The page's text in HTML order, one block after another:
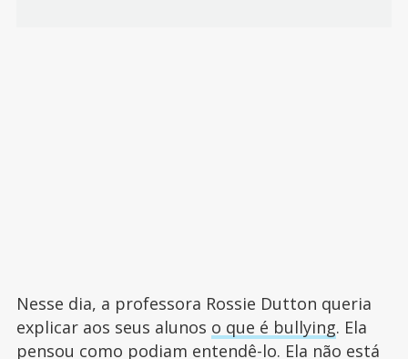
Nesse dia, a professora Rossie Dutton queria
explicar aos seus alunos o que é bullying. Ela
pensou como podiam entendê-lo. Ela não está